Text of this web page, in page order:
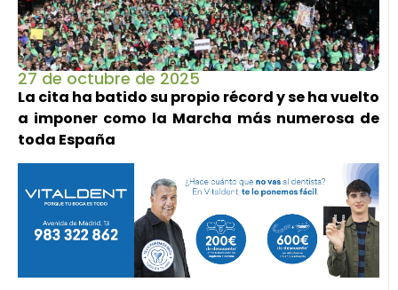
27 de octubre de 2025
La cita ha batido su propio récord y se ha vuelto
a imponer como la Marcha más numerosa de
toda España